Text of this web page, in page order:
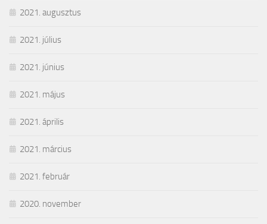
2021. augusztus
2021. július
2021. június
2021. május
2021. április
2021. március
2021. február
2020. november